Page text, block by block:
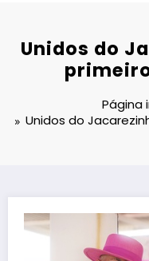
Unidos do
Página
Unidos do